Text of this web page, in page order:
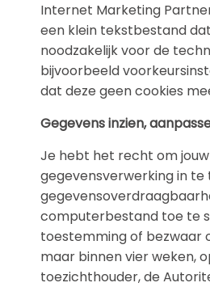
Internet Marketing
een klein tekstbestand
noodzakelijk voor de
bijvoorbeeld
dat deze geen cookies
Gegevens inzien,
Je hebt het recht om
gegevensverwerking in
computerbestand toe te
toestemming of bezwaar
maar binnen vier weken,
toezichthouder, de